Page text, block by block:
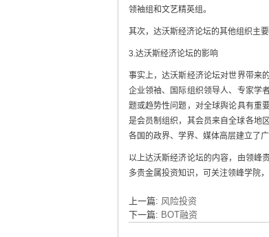
领袖组和文艺精英组。
其次，达沃斯经济论坛的其他组织主
3.达沃斯经济论坛的影响
事实上，达沃斯经济论坛对世界带来
企业领袖、国际组织领导人、专家学
题或趋势性问题，对全球舆论具有重
是会员制组织，其会员来自全球各地
各国的政界、学界、媒体高层建立了广
以上达沃斯经济论坛的内容，由领峰
多贵金属投资知识，可关注领峰学院
上一篇: 风险投资
下一篇: BOT融资